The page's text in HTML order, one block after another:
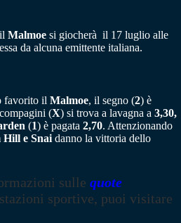
Malmoe si giocherà il 17 luglio alle
da alcuna emittente italiana.
favorito il Malmoe, il segno (2) è
(X) si trova a lavagna a 3,30,
(1) è pagata 2,70. Attenzionando
e Snai danno la vittoria dello
sulle quote
sportive, puoi visitare